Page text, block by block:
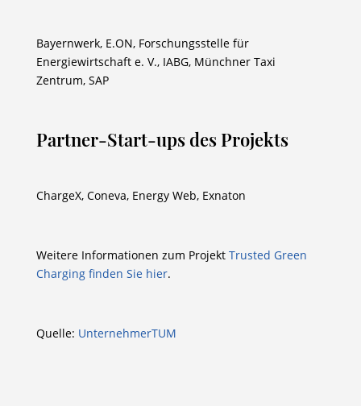
Bayernwerk, E.ON, Forschungsstelle für
Energiewirtschaft e. V., IABG, Münchner Taxi
Zentrum, SAP
Partner-Start-ups des Projekts
ChargeX, Coneva, Energy Web, Exnaton
Weitere Informationen zum Projekt Trusted Green
Charging finden Sie hier.
Quelle: UnternehmerTUM